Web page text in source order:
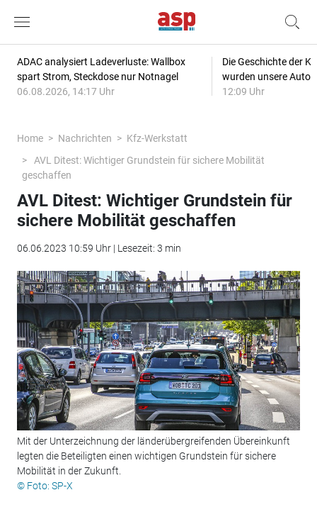
ADAC analysiert Ladeverluste: Wallbox
spart Strom, Steckdose nur Notnagel
06.08.2026, 14:17 Uhr
Die Geschichte der
wurden unsere
12:09 Uhr
Home Nachrichten
Kfz-Werkstatt
AVL Ditest: Wichtiger Grundstein für sichere Mobilität
geschaffen
AVL Ditest: Wichtiger Grundstein für
sichere Mobilität geschaffen
06.06.2023 10:59 Uhr | Lesezeit: 3 min
Mit der Unterzeichnung der länderübergreifenden Übereinkunft
legten die Beteiligten einen wichtigen Grundstein für sichere
Mobilität in der Zukunft.
© Foto: SP-X